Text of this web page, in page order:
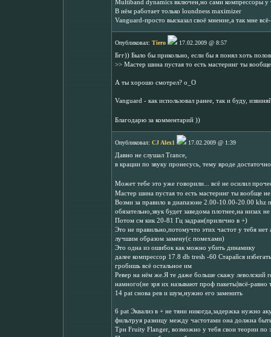
Multiband dynamics включен,но сами компрессоры
В нём работает только loundness maximizer
Vanguard-просто высказал своё мнение,а так мне
Опубликовал: Tiero
17.02.2009 @ 8:57
Бгг)) Было бы прикольно, если бы я понял хоть
>> Мастер шина пустая то есть мастеринг ты
А ты хорошо смотрел? о_О
Vanguard - как использовал ранее, так и буду,
Благодарю за комментарий ))
Опубликовал: CJ Alex1
17.02.2009 @ 1:39
Давно не слушал Trance,
в крации по звуку пронесусь, тему вроде
Может тебе это уже говорили... всё не осилил
Мастер шина пустая то есть мастеринг ты вообще
Возми за правило в диапазоне 2.00-10.00-20.00
обязательно,звук будет заведома плотнее,на низах
Потом см кик 20-81 Гц задран(прилично в +)
Это не правильно,потомучто этих частот у тебя
лучшим образом замену(с помехами)
Это одна из ошибок как можно убить динамику
далее компрессор 17.8 db tresh -60 Старайся
гробишь всё остальное им
Ревер на нём же.Я те даже больше скажу леволский
намного(не зря их называют проф пакеты)всё-равно
14 pat снова рев и шум,нужно его заменить
6 pat Эквализ в + не тяни никогда,задержка нужно
фильтруя разницу между частотами она должна
Три Fruity Flanger, возможно у тебя свои теории по